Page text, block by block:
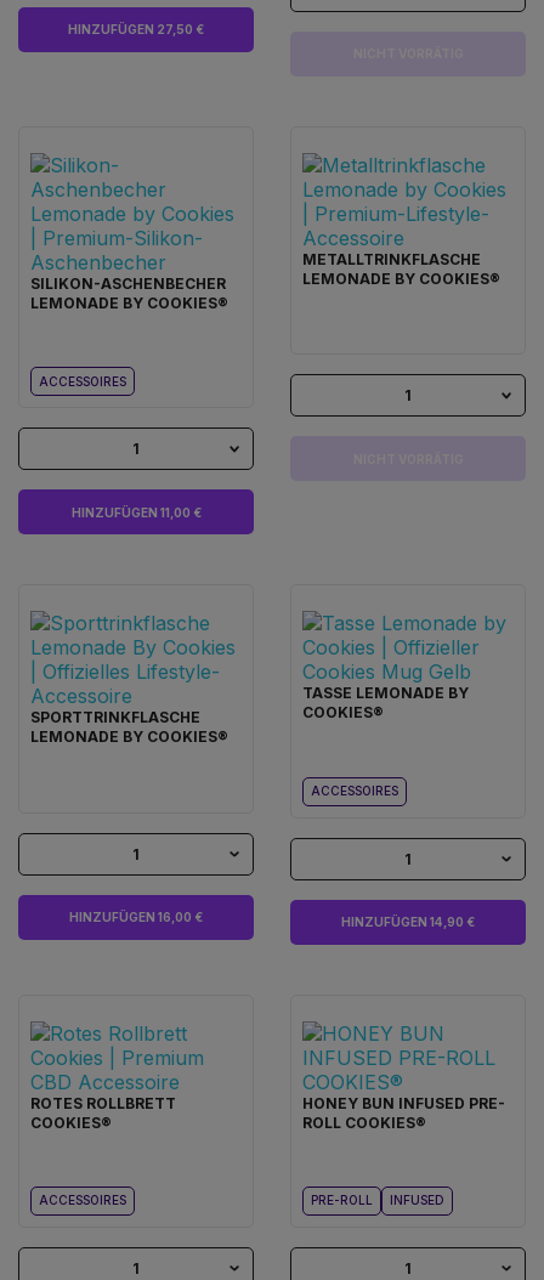
HINZUFÜGEN 27,50 €
SILIKON-ASCHENBECHER
LEMONADE BY COOKIES®
ACCESSOIRES
1
HINZUFÜGEN 11,00 €
METALLTRINKFLASCHE
LEMONADE BY COOKIES®
1
SPORTTRINKFLASCHE
LEMONADE BY COOKIES®
1
HINZUFÜGEN 16,00 €
TASSE LEMONADE BY
COOKIES®
ACCESSOIRES
1
HINZUFÜGEN 14,90 €
ROTES ROLLBRETT
COOKIES®
ACCESSOIRES
1
HONEY BUN INFUSED PRE-
ROLL COOKIES®
PRE-ROLL INFUSED
1